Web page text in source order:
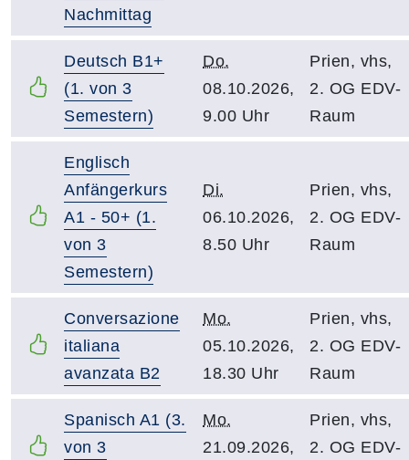
Nachmittag
Deutsch B1+
(1. von 3
Semestern)
Do.
08.10.2026,
9.00 Uhr
Prien, vhs,
2. OG EDV-
Raum
Englisch
Anfängerkurs
A1 - 50+ (1.
von 3
Semestern)
Di.
06.10.2026,
8.50 Uhr
Prien, vhs,
2. OG EDV-
Raum
Conversazione
italiana
avanzata B2
Mo.
05.10.2026,
18.30 Uhr
Prien, vhs,
2. OG EDV-
Raum
Spanisch A1 (3.
von 3
Mo.
21.09.2026,
Prien, vhs,
2. OG EDV-